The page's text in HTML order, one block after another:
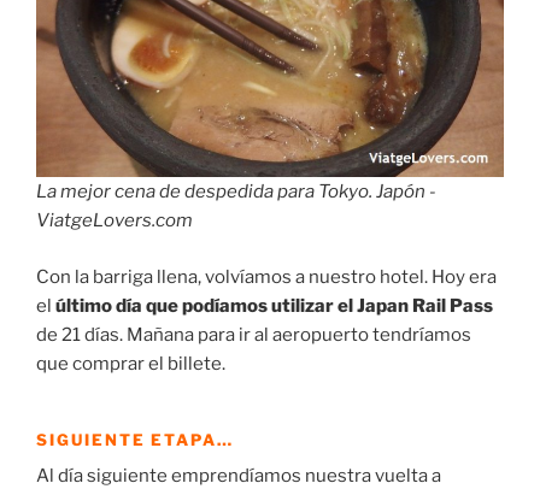
La mejor cena de despedida para Tokyo. Japón -
ViatgeLovers.com
Con la barriga llena, volvíamos a nuestro hotel. Hoy era
el último día que podíamos utilizar el Japan Rail Pass
de 21 días. Mañana para ir al aeropuerto tendríamos
que comprar el billete.
SIGUIENTE ETAPA…
Al día siguiente emprendíamos nuestra vuelta a